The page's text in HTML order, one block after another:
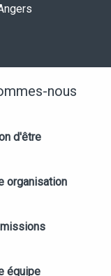
nous
d'être
organisation
équipe